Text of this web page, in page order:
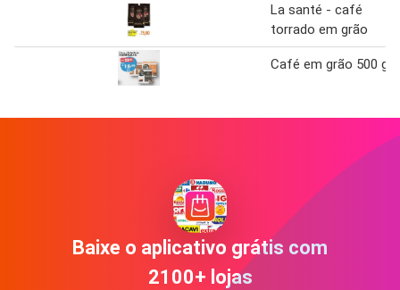
La santé - café
torrado em grão
Café em grão 500 g
Baixe o aplicativo grátis com
2100+ lojas